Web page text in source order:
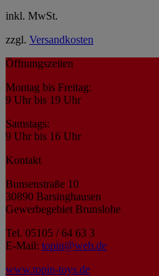
Produkt
mehrere
auf.
Optionen
können
auf
der
Produktseite
gewählt
werden
inkl. MwSt.
zzgl. Versandkosten
Öffnungszeiten
Montag bis Freitag:
9 Uhr bis 19 Uhr
Samstags:
9 Uhr bis 16 Uhr
Kontakt
Bunsenstraße 10
30890 Barsinghausen
Gewerbegebiet Brunslohe
Tel. 05105 / 64 63 3
E-Mail: topin@web.de
www.topin-toys.de